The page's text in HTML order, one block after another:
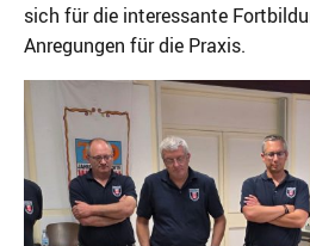
sich für die interessante
Anregungen für die Praxis.